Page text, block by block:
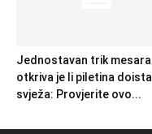
Jednostavan trik mesara
otkriva je li piletina doista
svježa: Provjerite ovo...